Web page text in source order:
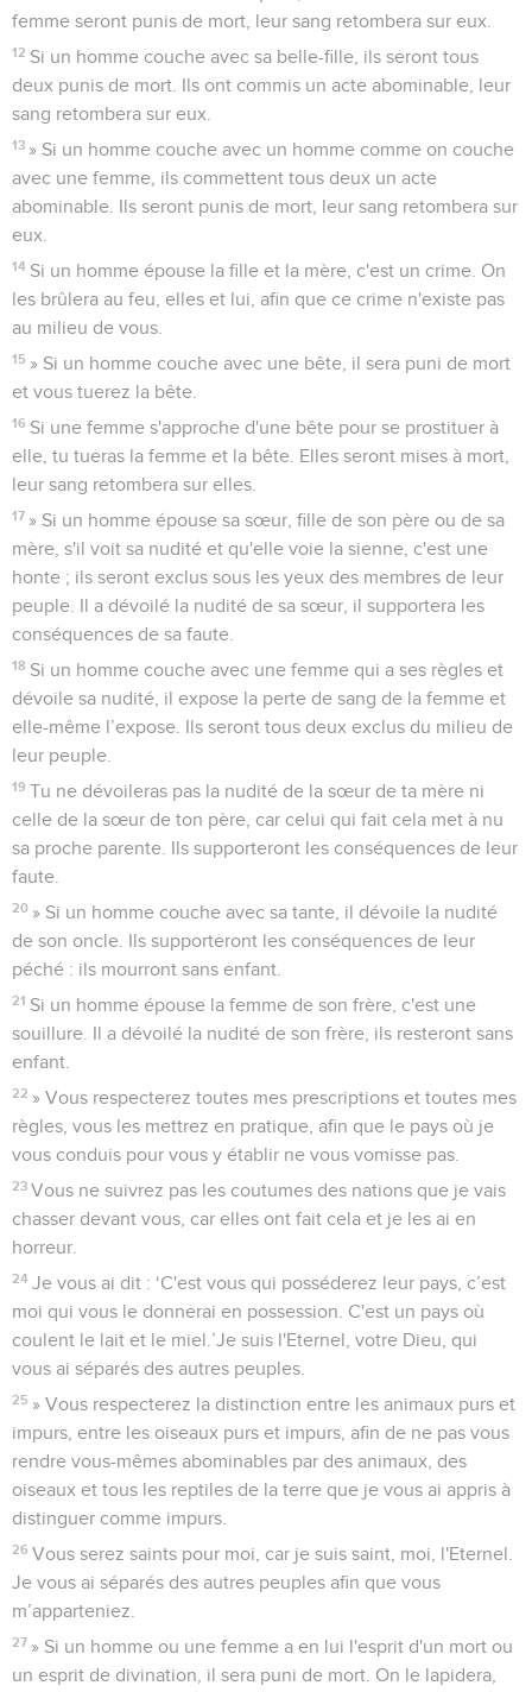
femme seront punis de mort, leur sang retombera sur eux.
12 Si un homme couche avec sa belle-fille, ils seront tous
deux punis de mort. Ils ont commis un acte abominable, leur
sang retombera sur eux.
13 » Si un homme couche avec un homme comme on couche
avec une femme, ils commettent tous deux un acte
abominable. Ils seront punis de mort, leur sang retombera sur
eux.
14 Si un homme épouse la fille et la mère, c'est un crime. On
les brûlera au feu, elles et lui, afin que ce crime n'existe pas
au milieu de vous.
15 » Si un homme couche avec une bête, il sera puni de mort
et vous tuerez la bête.
16 Si une femme s'approche d'une bête pour se prostituer à
elle, tu tueras la femme et la bête. Elles seront mises à mort,
leur sang retombera sur elles.
17 » Si un homme épouse sa sœur, fille de son père ou de sa
mère, s'il voit sa nudité et qu'elle voie la sienne, c'est une
honte ; ils seront exclus sous les yeux des membres de leur
peuple. Il a dévoilé la nudité de sa sœur, il supportera les
conséquences de sa faute.
18 Si un homme couche avec une femme qui a ses règles et
dévoile sa nudité, il expose la perte de sang de la femme et
elle-même l’expose. Ils seront tous deux exclus du milieu de
leur peuple.
19 Tu ne dévoileras pas la nudité de la sœur de ta mère ni
celle de la sœur de ton père, car celui qui fait cela met à nu
sa proche parente. Ils supporteront les conséquences de leur
faute.
20 » Si un homme couche avec sa tante, il dévoile la nudité
de son oncle. Ils supporteront les conséquences de leur
péché : ils mourront sans enfant.
21 Si un homme épouse la femme de son frère, c'est une
souillure. Il a dévoilé la nudité de son frère, ils resteront sans
enfant.
22 » Vous respecterez toutes mes prescriptions et toutes mes
règles, vous les mettrez en pratique, afin que le pays où je
vous conduis pour vous y établir ne vous vomisse pas.
23 Vous ne suivrez pas les coutumes des nations que je vais
chasser devant vous, car elles ont fait cela et je les ai en
horreur.
24 Je vous ai dit : ‘C'est vous qui posséderez leur pays, c’est
moi qui vous le donnerai en possession. C'est un pays où
coulent le lait et le miel.’Je suis l'Eternel, votre Dieu, qui
vous ai séparés des autres peuples.
25 » Vous respecterez la distinction entre les animaux purs et
impurs, entre les oiseaux purs et impurs, afin de ne pas vous
rendre vous-mêmes abominables par des animaux, des
oiseaux et tous les reptiles de la terre que je vous ai appris à
distinguer comme impurs.
26 Vous serez saints pour moi, car je suis saint, moi, l'Eternel.
Je vous ai séparés des autres peuples afin que vous
m’apparteniez.
27 » Si un homme ou une femme a en lui l'esprit d'un mort ou
un esprit de divination, il sera puni de mort. On le lapidera,